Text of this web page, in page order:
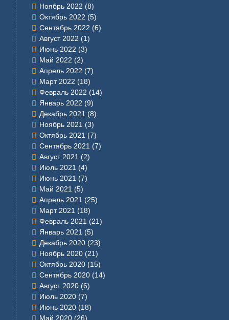
Ноябрь 2022 (8)
Октябрь 2022 (5)
Сентябрь 2022 (6)
Август 2022 (1)
Июнь 2022 (3)
Май 2022 (2)
Апрель 2022 (7)
Март 2022 (18)
Февраль 2022 (14)
Январь 2022 (9)
Декабрь 2021 (8)
Ноябрь 2021 (3)
Октябрь 2021 (7)
Сентябрь 2021 (7)
Август 2021 (2)
Июль 2021 (4)
Июнь 2021 (7)
Май 2021 (5)
Апрель 2021 (25)
Март 2021 (18)
Февраль 2021 (21)
Январь 2021 (5)
Декабрь 2020 (23)
Ноябрь 2020 (21)
Октябрь 2020 (15)
Сентябрь 2020 (14)
Август 2020 (6)
Июль 2020 (7)
Июнь 2020 (18)
Май 2020 (26)